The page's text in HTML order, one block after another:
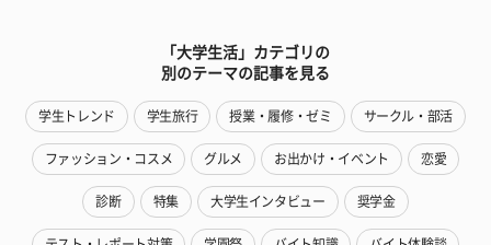
「大学生活」カテゴリの
別のテーマの記事を見る
学生トレンド 学生旅行 授業・履修・ゼミ サークル・部活
ファッション・コスメ グルメ お出かけ・イベント 恋愛
診断 特集 大学生インタビュー 奨学金